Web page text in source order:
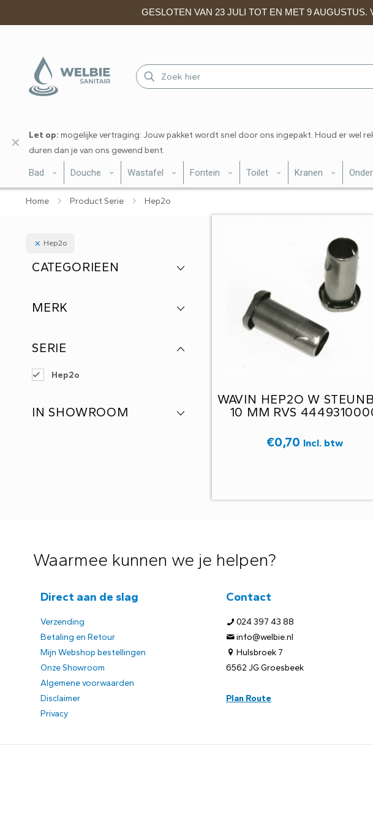
GESLOTEN VAN 23 JULI TOT EN MET 9 AUGUSTUS.
Let op: mogelijke vertraging: Jouw pakket wordt snel door ons ingepakt. Houd er wel
duren dan je van ons gewend bent.
✕
Bad Douche Wastafel Fontein Toilet Kranen
Home Product Serie Hep2o
WAVIN HEP2O W
10 MM RVS
€0,70 Incl. btw
Hep2o
CATEGORIEEN
MERK
SERIE
Hep2o
IN SHOWROOM
Waarmee kunnen we je helpen?
Direct aan de slag
Verzending
Betaling en Retour
Mijn Webshop bestellingen
Onze Showroom
Algemene voorwaarden
Disclaimer
Privacy
Contact
024 397 43 88
info@welbie.nl
Hulsbroek 7
6562 JG Groesbeek
Plan Route